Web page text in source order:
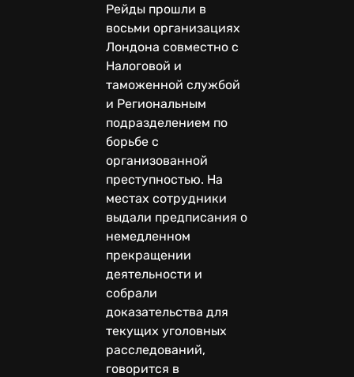
Рейды прошли в
восьми организациях
Лондона совместно с
Налоговой и
таможенной службой
и Региональным
подразделением по
борьбе с
организованной
преступностью. На
местах сотрудники
выдали предписания о
немедленном
прекращении
деятельности и
собрали
доказательства для
текущих уголовных
расследований,
говорится в